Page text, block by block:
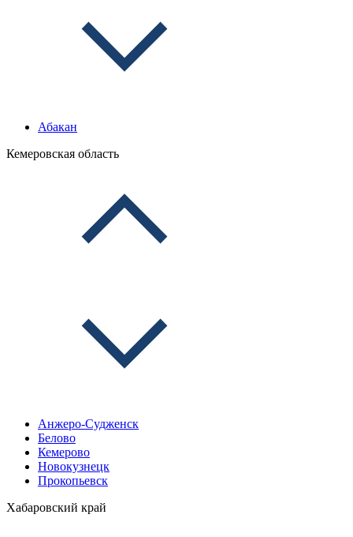
Абакан
Кемеровская область
Анжеро-Судженск
Белово
Кемерово
Новокузнецк
Прокопьевск
Хабаровский край